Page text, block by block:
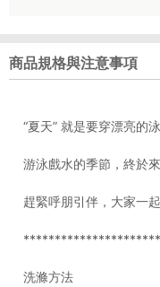
商品規格與注意事項
“夏天” 就是要穿漂亮的
游泳戲水的季節，終於來
趕緊呼朋引伴，大家一
洗滌方法